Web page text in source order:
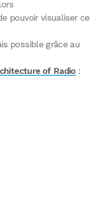
pouvoir visualiser ce
possible grâce au
of Radio :